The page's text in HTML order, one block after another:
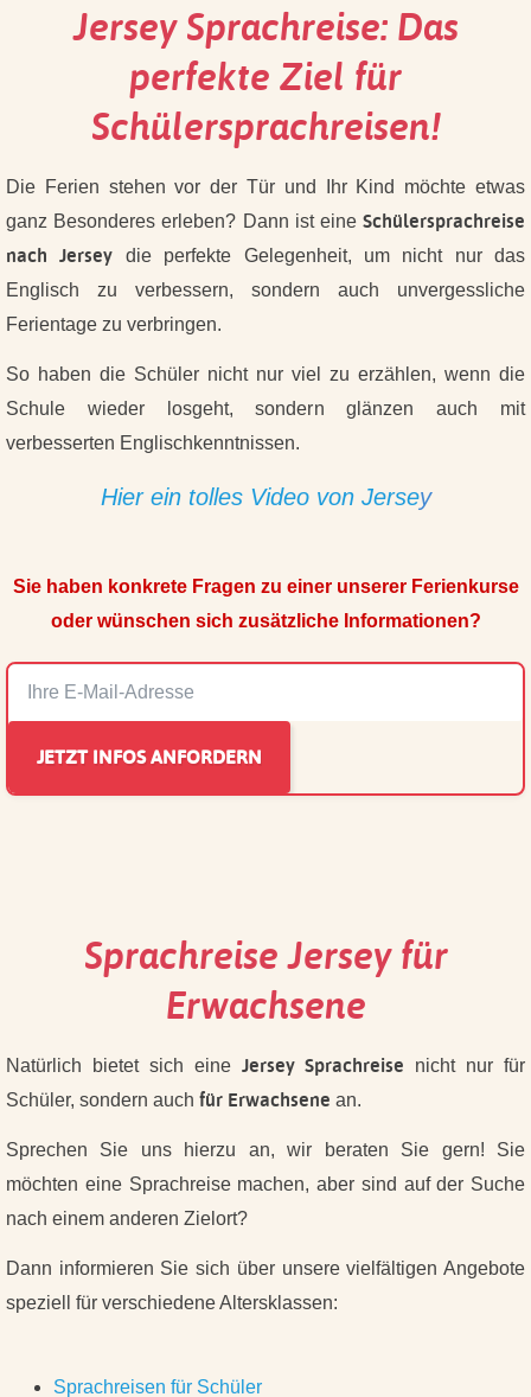
Jersey Sprachreise: Das
perfekte Ziel für
Schülersprachreisen!
Die Ferien stehen vor der Tür und Ihr Kind möchte etwas
ganz Besonderes erleben? Dann ist eine Schülersprachreise
nach Jersey die perfekte Gelegenheit, um nicht nur das
Englisch zu verbessern, sondern auch unvergessliche
Ferientage zu verbringen.
So haben die Schüler nicht nur viel zu erzählen, wenn die
Schule wieder losgeht, sondern glänzen auch mit
verbesserten Englischkenntnissen.
Hier ein tolles Video von Jersey
Sie haben konkrete Fragen zu einer unserer Ferienkurse
oder wünschen sich zusätzliche Informationen?
Sprachreise Jersey für
Erwachsene
Natürlich bietet sich eine Jersey Sprachreise nicht nur für
Schüler, sondern auch für Erwachsene an.
Sprechen Sie uns hierzu an, wir beraten Sie gern! Sie
möchten eine Sprachreise machen, aber sind auf der Suche
nach einem anderen Zielort?
Dann informieren Sie sich über unsere vielfältigen Angebote
speziell für verschiedene Altersklassen:
Sprachreisen für Schüler